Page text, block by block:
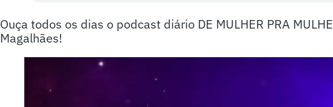
Ouça todos os dias o podcast diário DE MULHER PRA
Magalhães!